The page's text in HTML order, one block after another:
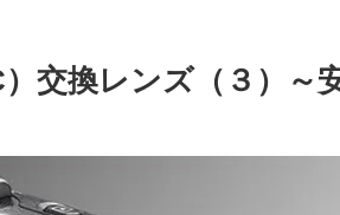
交換レンズ（３）～